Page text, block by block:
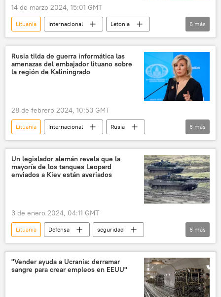
14 de marzo 2024, 15:01 GMT
Lituania Internacional
Letonia
Estonia
política
Rusia
💬 Opinión y Análisis
🌍 Europa
telón de acero
6 más
Rusia tilda de guerra informática las
amenazas del embajador lituano sobre
la región de Kaliningrado
28 de febrero 2024, 10:53 GMT
Lituania Internacional
Rusia
Kaliningrado
Suecia
OTAN
mar Báltico
María Zajárova
🌍 Europa
6 más
Un legislador alemán revela que la
mayoría de los tanques Leopard
enviados a Kiev están averiados
3 de enero 2024, 04:11 GMT
Lituania Defensa
seguridad
Ucrania
Alemania
Der Spiegel
Sputnik (medio de comunicación)
Leopard
Leopard 2
6 más
"Vender ayuda a Ucrania: derramar
sangre para crear empleos en EEUU"